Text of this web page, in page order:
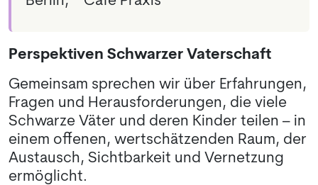
Perspektiven Schwarzer Vaterschaft
Gemeinsam sprechen wir über Erfahrungen,
Fragen und Herausforderungen, die viele
Schwarze Väter und deren Kinder teilen – in
einem offenen, wertschätzenden Raum, der
Austausch, Sichtbarkeit und Vernetzung
ermöglicht.